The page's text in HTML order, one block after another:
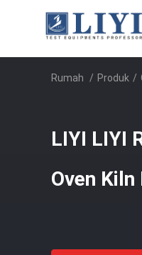
Rumah / Produk /
LIYI LIYI
Oven